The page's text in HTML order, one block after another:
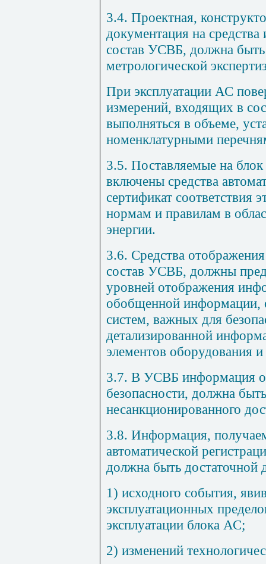
3.4. Проектная,
документация на
состав УСВБ, должна быть
метрологической
При эксплуатации АС
измерений, входящих в
выполняться в объеме,
номенклатурными
3.5. Поставляемые на
включены средства
сертификат соответствия
нормам и правилам в
энергии.
3.6. Средства
состав УСВБ, должны
уровней отображения
обобщенной информации,
систем, важных для
детализированной
элементов оборудования и
3.7. В УСВБ информация
безопасности, должна
несанкционированного
3.8. Информация,
автоматической
должна быть достаточной
1) исходного события,
эксплуатационных
эксплуатации блока АС;
2) изменений